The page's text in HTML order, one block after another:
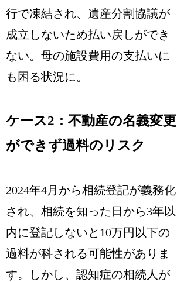
行で凍結され、遺産分割協議が
成立しないため払い戻しができ
ない。母の施設費用の支払いに
も困る状況に。
ケース2：不動産の名義変更
ができず過料のリスク
2024年4月から相続登記が義務化
され、相続を知った日から3年以
内に登記しないと10万円以下の
過料が科される可能性がありま
す。しかし、認知症の相続人が